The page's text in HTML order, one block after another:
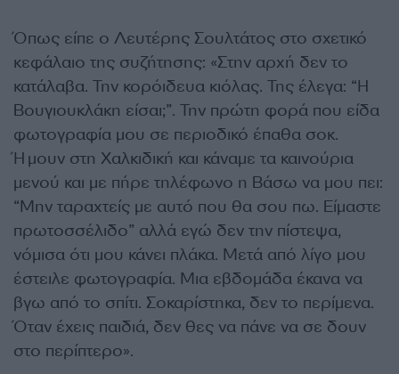
Όπως είπε ο Λευτέρης Σουλτάτος στο σχετικό
κεφάλαιο της συζήτησης: «Στην αρχή δεν το
κατάλαβα. Την κορόιδευα κιόλας. Της έλεγα: “Η
Βουγιουκλάκη είσαι;”. Την πρώτη φορά που είδα
φωτογραφία μου σε περιοδικό έπαθα σοκ.
Ήμουν στη Χαλκιδική και κάναμε τα καινούρια
μενού και με πήρε τηλέφωνο η Βάσω να μου πει:
“Μην ταραχτείς με αυτό που θα σου πω. Είμαστε
πρωτοσσέλιδο” αλλά εγώ δεν την πίστεψα,
νόμισα ότι μου κάνει πλάκα. Μετά από λίγο μου
έστειλε φωτογραφία. Μια εβδομάδα έκανα να
βγω από το σπίτι. Σοκαρίστηκα, δεν το περίμενα.
Όταν έχεις παιδιά, δεν θες να πάνε να σε δουν
στο περίπτερο».